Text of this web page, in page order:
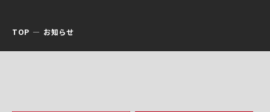
TOP お知らせ